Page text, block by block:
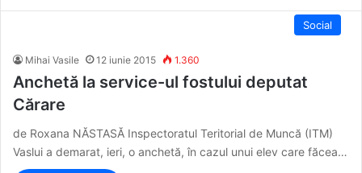
Social
Mihai Vasile 12 iunie 2015 1.360
Anchetă la service-ul fostului deputat
Cărare
de Roxana NĂSTASĂ Inspectoratul Teritorial de Muncă (ITM)
Vaslui a demarat, ieri, o anchetă, în cazul unui elev care făcea…